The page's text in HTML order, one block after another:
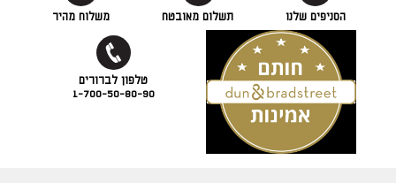
הסניפים שלנו תשלום מאובטח משלוח מהיר
1-700-50-80-90